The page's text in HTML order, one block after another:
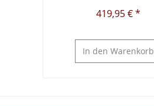
419,95 € *
In den Warenkorb